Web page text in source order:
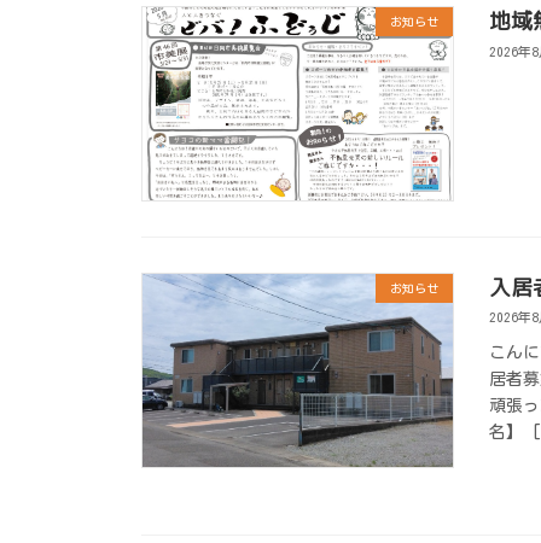
お知らせ 地域
2026年8
お知らせ 入居
2026年8
こん
居者
頑張
名】